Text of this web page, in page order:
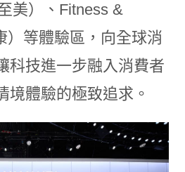
美）、Fitness &
）等體驗區，向全球消
科技進一步融入消費者
境體驗的極致追求。